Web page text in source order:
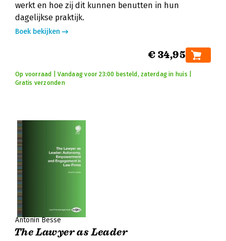
werkt en hoe zij dit kunnen benutten in hun
dagelijkse praktijk.
Boek bekijken
€ 34,95
Op voorraad | Vandaag voor 23:00 besteld, zaterdag in huis |
Gratis verzonden
Antonin Besse
The Lawyer as Leader